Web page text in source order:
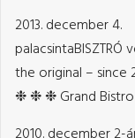
2013. december 4.
palacsintaBISZTRÓ
the original – since
❉ ❉ ❉ Grand